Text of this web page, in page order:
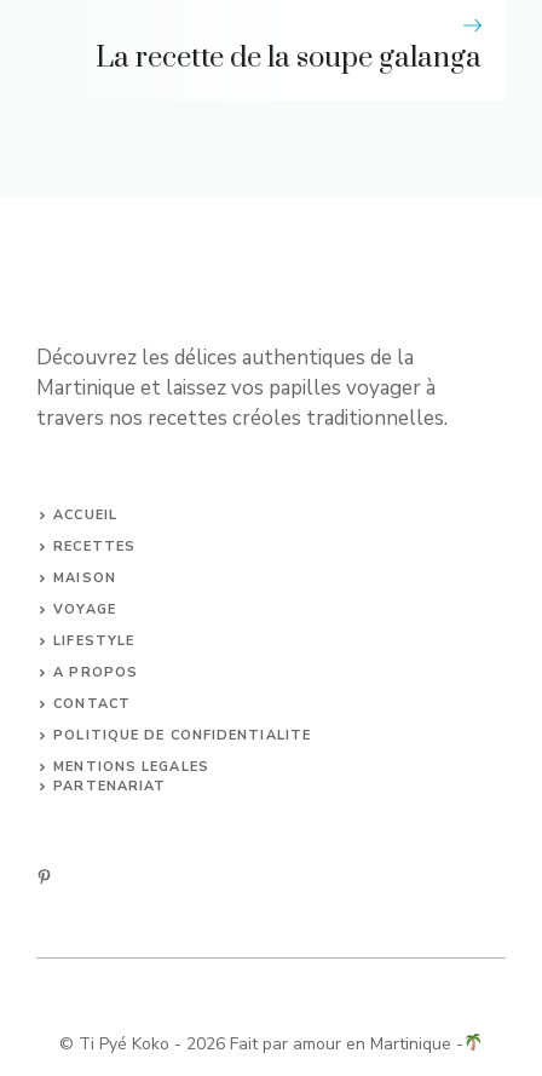
La recette de la soupe galanga
Découvrez les délices authentiques de la
Martinique et laissez vos papilles voyager à
travers nos recettes créoles traditionnelles.
ACCUEIL
RECETTES
MAISON
VOYAGE
LIFESTYLE
A PROPOS
CONTACT
POLITIQUE DE CONFIDENTIALITE
MENTIONS LEGALES
PARTENARIAT
© Ti Pyé Koko - 2026 Fait par amour en Martinique -